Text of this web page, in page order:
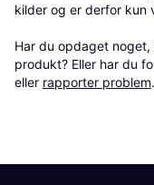
kilder og er derfor kun
Har du opdaget
produkt? Eller har du
eller rapporter problem.